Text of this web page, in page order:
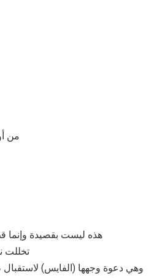
من
هذه ليست بقصيدة وإنما
تخللت
وهي دعوة وجهها (الفايس)